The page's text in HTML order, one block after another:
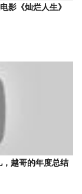
影《灿烂人生》
，越哥的年度总结